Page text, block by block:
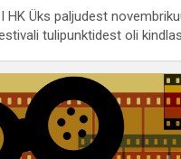
HK Üks paljudest
tulipunktidest oli